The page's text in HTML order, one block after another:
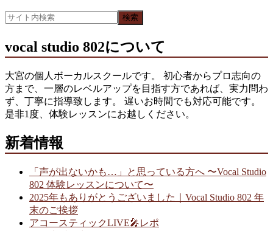
vocal studio 802について
大宮の個人ボーカルスクールです。 初心者からプロ志向の
方まで、一層のレベルアップを目指す方であれば、実力問わ
ず、丁寧に指導致します。 遅いお時間でも対応可能です。
是非1度、体験レッスンにお越しください。
新着情報
「声が出ないかも…」と思っている方へ 〜Vocal Studio
802 体験レッスンについて〜
2025年もありがとうございました｜Vocal Studio 802 年
末のご挨拶
アコースティックLIVE🎤レポ